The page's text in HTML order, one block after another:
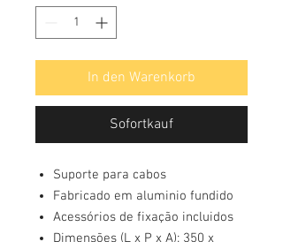
In den Warenkorb
Sofortkauf
Suporte para cabos
Fabricado em aluminio fundido
Acessórios de fixação incluidos
Dimensões (L x P x A): 350 x